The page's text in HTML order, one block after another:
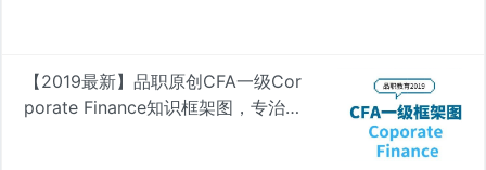
【2019最新】品职原创CFA一级Cor
porate Finance知识框架图，专治遗